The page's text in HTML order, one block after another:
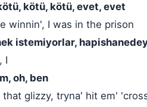
kötü, kötü, evet, evet
winnin', I was in the prison
istemiyorlar,
I
oh, ben
glizzy, tryna' hit em'